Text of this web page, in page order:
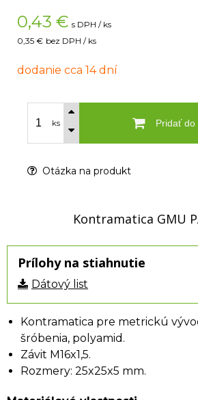
0,43 € s DPH / ks
0,35 € bez DPH / ks
dodanie cca 14 dní
ks Pridať do
Otázka na produkt
Kontramatica GMU
Prílohy na stiahnutie
Dátový list
Kontramatica pre metrickú
šróbenia, polyamid.
Závit M16x1,5.
Rozmery: 25x25x5 mm.